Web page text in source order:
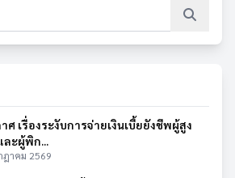
ศ เรื่องระงับการจ่ายเงินเบี้ยยังชีพผู้สูง
ละผู้พิก...
ฎาคม 2569